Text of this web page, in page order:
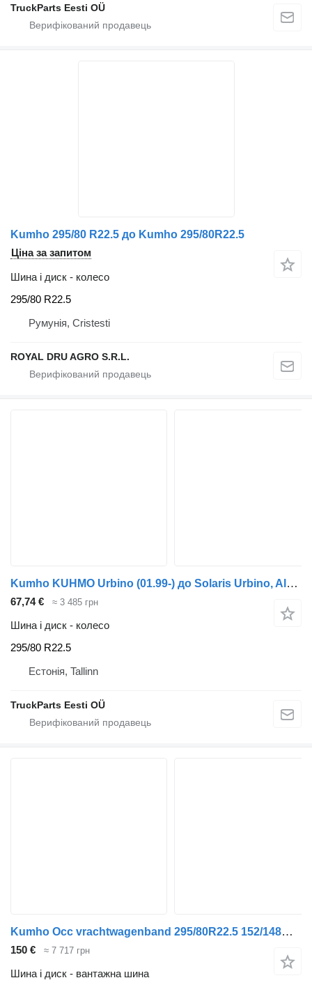
TruckParts Eesti OÜ
Kumho 295/80 R22.5 до Kumho 295/80R22.5
Ціна за запитом
Шина і диск - колесо
295/80 R22.5
Румунія, Cristesti
ROYAL DRU AGRO S.R.L.
Kumho KUHMO Urbino (01.99-) до Solaris Urbino, Alpino, Vacanza (1999-)
67,74 € ≈ 3 485 грн
Шина і диск - колесо
295/80 R22.5
Естонія, Tallinn
TruckParts Eesti OÜ
Kumho Occ vrachtwagenband 295/80R22.5 152/148M Kumho
150 € ≈ 7 717 грн
Шина і диск - вантажна шина